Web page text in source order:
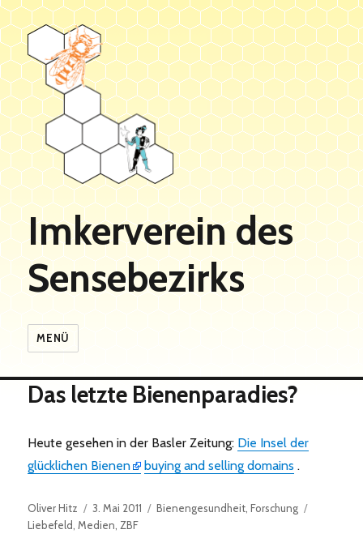
Imkerverein des
Sensebezirks
MENÜ
Das letzte Bienenparadies?
Heute gesehen in der Basler Zeitung: Die Insel der
glücklichen Bienen
buying and selling domains .
Autor
Oliver Hitz
Veröffentlicht
am
3. Mai 2011 Kategorien
Bienengesundheit ,Forschung
Liebefeld ,Medien ZBF